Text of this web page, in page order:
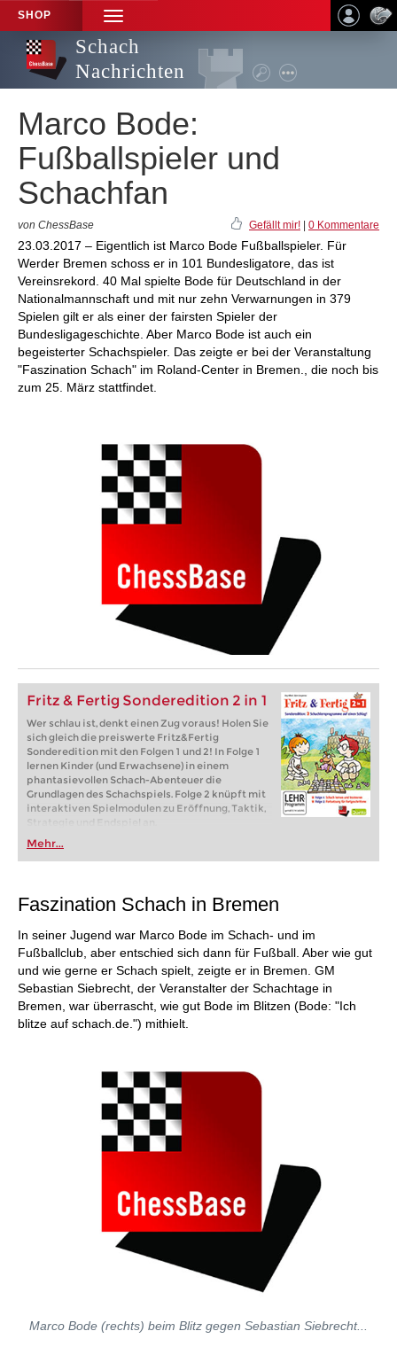
SHOP
TOGGLE
NAVIGATION
Schach
Nachrichten
Marco Bode:
Fußballspieler und
Schachfan
von ChessBase Gefällt mir! 0 Kommentare
23.03.2017 – Eigentlich ist Marco Bode Fußballspieler. Für
Werder Bremen schoss er in 101 Bundesligatore, das ist
Vereinsrekord. 40 Mal spielte Bode für Deutschland in der
Nationalmannschaft und mit nur zehn Verwarnungen in 379
Spielen gilt er als einer der fairsten Spieler der
Bundesligageschichte. Aber Marco Bode ist auch ein
begeisterter Schachspieler. Das zeigte er bei der Veranstaltung
"Faszination Schach" im Roland-Center in Bremen., die noch bis
zum 25. März stattfindet.
Fritz & Fertig Sonderedition 2 in 1
Wer schlau ist, denkt einen Zug voraus! Holen Sie
sich gleich die preiswerte Fritz&Fertig
Sonderedition mit den Folgen 1 und 2! In Folge 1
lernen Kinder (und Erwachsene) in einem
phantasievollen Schach-Abenteuer die
Grundlagen des Schachspiels. Folge 2 knüpft mit
interaktiven Spielmodulen zu Eröffnung, Taktik,
Strategie und Endspiel an.
Mehr...
Faszination Schach in Bremen
In seiner Jugend war Marco Bode im Schach- und im
Fußballclub, aber entschied sich dann für Fußball. Aber wie gut
und wie gerne er Schach spielt, zeigte er in Bremen. GM
Sebastian Siebrecht, der Veranstalter der Schachtage in
Bremen, war überrascht, wie gut Bode im Blitzen (Bode: "Ich
blitze auf schach.de.") mithielt.
Marco Bode (rechts) beim Blitz gegen Sebastian Siebrecht...